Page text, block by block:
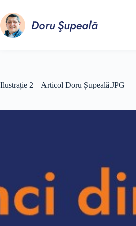
conținut
Ilustrație 2 – Articol Doru Șupeală.JPG